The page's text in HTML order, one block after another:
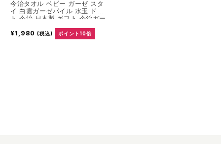
今治タオル ベビー ガーゼ スタ
イ 白雲ガーゼパイル 水玉 ドッ
ト 今治 日本製 ギフト 今治ガー
パイル プレゼント かわいい 日
本製 綿100％ コットン パイル
¥1,980 (税込) ポイント10倍